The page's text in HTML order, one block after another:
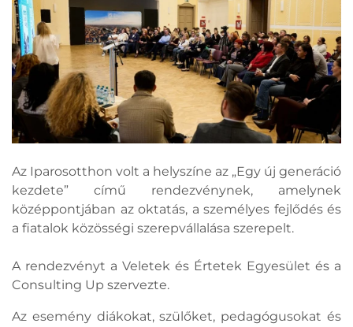
Az Iparosotthon volt a helyszíne az „Egy új generáció
kezdete” című rendezvénynek, amelynek
középpontjában az oktatás, a személyes fejlődés és
a fiatalok közösségi szerepvállalása szerepelt.
A rendezvényt a Veletek és Értetek Egyesület és a
Consulting Up szervezte.
Az esemény diákokat, szülőket, pedagógusokat és